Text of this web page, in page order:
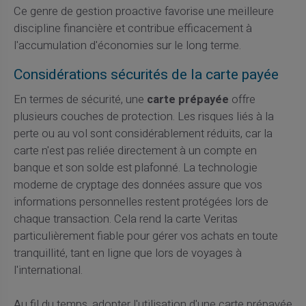
Ce genre de gestion proactive favorise une meilleure
discipline financière et contribue efficacement à
l'accumulation d'économies sur le long terme.
Considérations sécurités de la carte payée
En termes de sécurité, une carte prépayée offre
plusieurs couches de protection. Les risques liés à la
perte ou au vol sont considérablement réduits, car la
carte n'est pas reliée directement à un compte en
banque et son solde est plafonné. La technologie
moderne de cryptage des données assure que vos
informations personnelles restent protégées lors de
chaque transaction. Cela rend la carte Veritas
particulièrement fiable pour gérer vos achats en toute
tranquillité, tant en ligne que lors de voyages à
l'international.